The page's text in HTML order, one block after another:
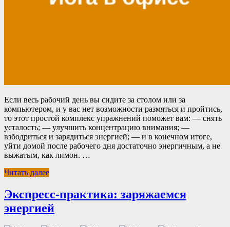
Если весь рабочий день вы сидите за столом или за
компьютером, и у вас нет возможности размяться и пройтись,
то этот простой комплекс упражнений поможет вам: — снять
усталость; — улучшить концентрацию внимания; —
взбодриться и зарядиться энергией; — и в конечном итоге,
уйти домой после рабочего дня достаточно энергичным, а не
выжатым, как лимон. …
Читать далее
Экспресс-практика: заряжаемся
энергией